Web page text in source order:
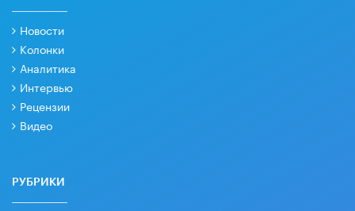
Новости
Колонки
Аналитика
Интервью
Рецензии
Видео
РУБРИКИ